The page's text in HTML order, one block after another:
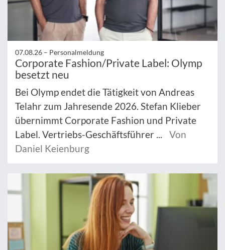
07.08.26 – Personalmeldung
Corporate Fashion/Private Label: Olymp
besetzt neu
Bei Olymp endet die Tätigkeit von Andreas
Telahr zum Jahresende 2026. Stefan Klieber
übernimmt Corporate Fashion und Private
Label. Vertriebs-Geschäftsführer ...
Von
Daniel Keienburg